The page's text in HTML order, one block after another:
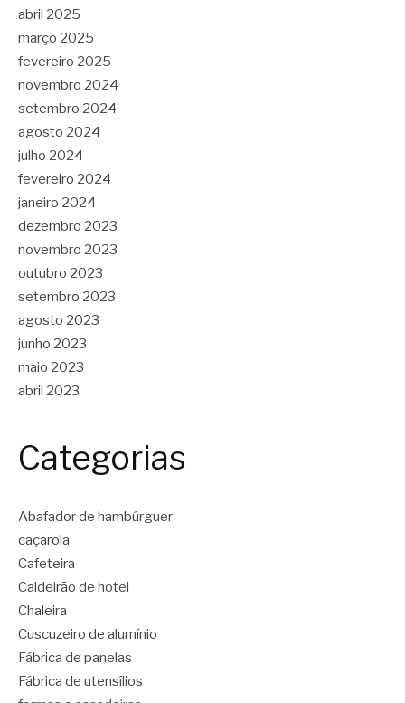
abril 2025
março 2025
fevereiro 2025
novembro 2024
setembro 2024
agosto 2024
julho 2024
fevereiro 2024
janeiro 2024
dezembro 2023
novembro 2023
outubro 2023
setembro 2023
agosto 2023
junho 2023
maio 2023
abril 2023
Categorias
Abafador de hambúrguer
caçarola
Cafeteira
Caldeirão de hotel
Chaleira
Cuscuzeiro de alumínio
Fábrica de panelas
Fábrica de utensílios